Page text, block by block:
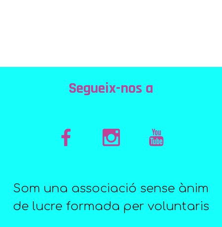
Segueix-nos a
Som una associació sense ànim
de lucre formada per voluntaris